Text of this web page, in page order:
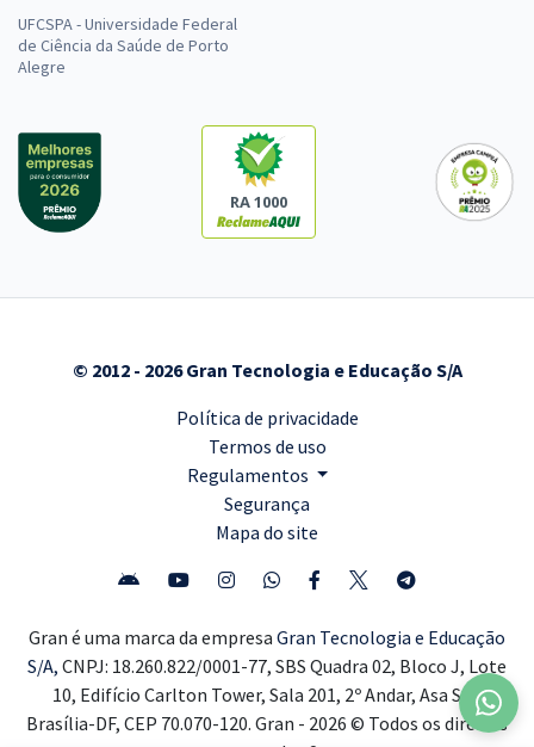
UFCSPA - Universidade Federal
de Ciência da Saúde de Porto
Alegre
RA 1000
© 2012 - 2026 Gran Tecnologia e Educação S/A
Política de privacidade
Termos de uso
Regulamentos
Segurança
Mapa do site
Gran é uma marca da empresa Gran Tecnologia e Educação
S/A, CNPJ: 18.260.822/0001-77, SBS Quadra 02, Bloco J, Lote
10, Edifício Carlton Tower, Sala 201, 2º Andar, Asa Sul,
Brasília-DF, CEP 70.070-120. Gran - 2026 © Todos os direitos